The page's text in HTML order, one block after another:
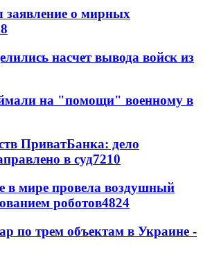
заявление о мирных
насчет вывода войск из
на "помощи" военному в
ПриватБанка: дело
в суд7210
в мире провела воздушный
роботов4824
по трем объектам в Украине -